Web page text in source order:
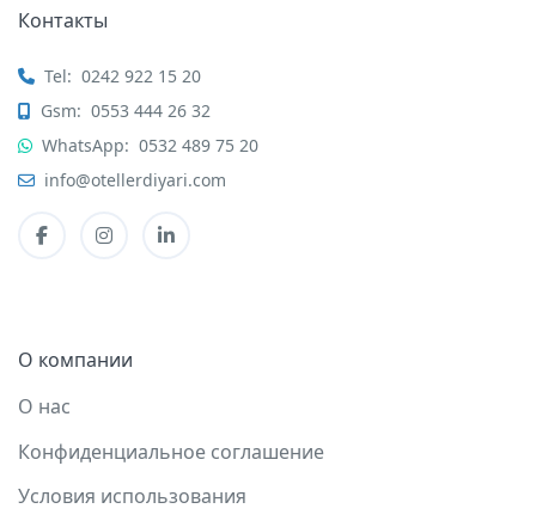
Контакты
Tel: 0242 922 15 20
Gsm: 0553 444 26 32
WhatsApp: 0532 489 75 20
info@otellerdiyari.com
О компании
О нас
Конфиденциальное соглашение
Условия использования